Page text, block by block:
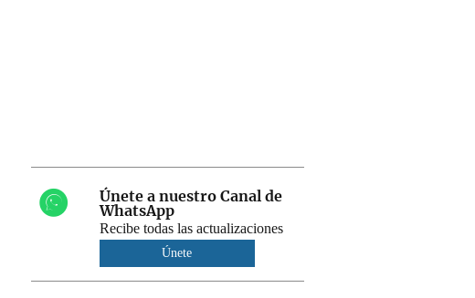
Únete a nuestro Canal de
WhatsApp
Recibe todas las actualizaciones
Únete